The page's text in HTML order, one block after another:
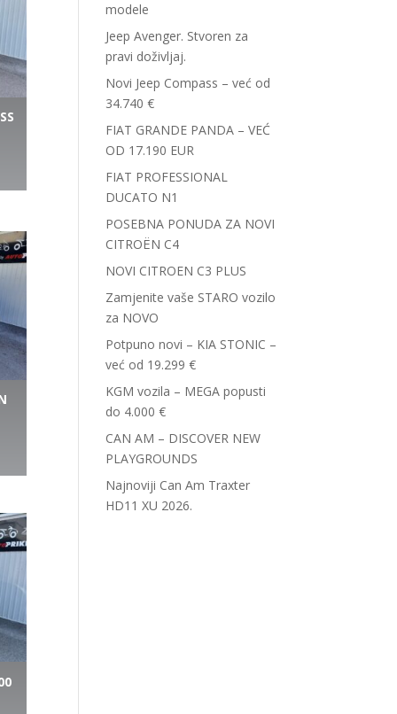
modele
Jeep Avenger. Stvoren za
pravi doživljaj.
Novi Jeep Compass – već od
34.740 €
FIAT GRANDE PANDA – VEĆ
OD 17.190 EUR
FIAT PROFESSIONAL
DUCATO N1
POSEBNA PONUDA ZA NOVI
CITROËN C4
NOVI CITROEN C3 PLUS
Zamjenite vaše STARO vozilo
za NOVO
Potpuno novi – KIA STONIC –
već od 19.299 €
KGM vozila – MEGA popusti
do 4.000 €
CAN AM – DISCOVER NEW
PLAYGROUNDS
Najnoviji Can Am Traxter
HD11 XU 2026.